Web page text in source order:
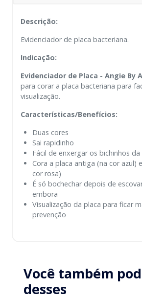
Descrição:
Evidenciador de placa bacteriana.
Indicação:
Evidenciador de Placa - Angie By
para corar a placa bacteriana para
visualização.
Características/Benefícios:
Duas cores
Sai rapidinho
Fácil de enxergar os bichinhos da
Cora a placa antiga (na cor azul)
cor rosa)
É só bochechar depois de
embora
Visualização da placa para ficar
prevenção
Você também
desses